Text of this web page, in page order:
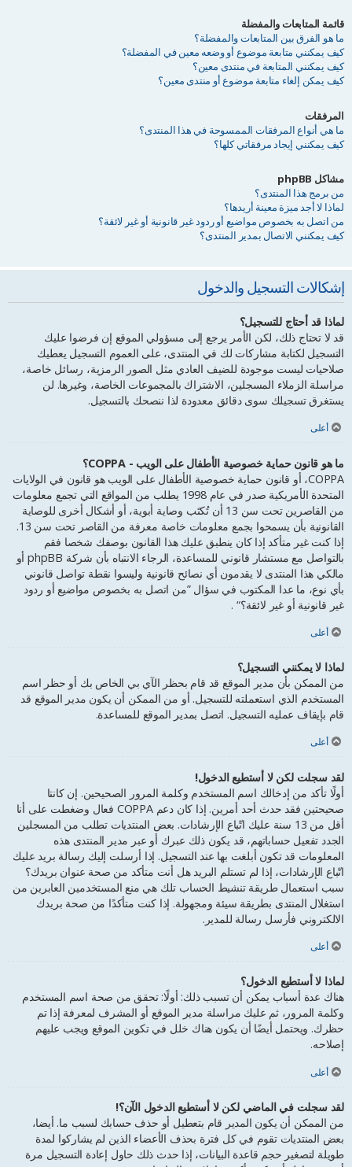
قائمة المتابعات والمفضلة
ما هو الفرق بين المتابعات والمفضلة؟
كيف يمكنني متابعة موضوع أو وضعه معين في المفضلة؟
كيف يمكنني المتابعة في منتدى معين؟
كيف يمكن إلغاء متابعة موضوع أو منتدى معين؟
المرفقات
ما هي أنواع المرفقات الممسوحة في هذا المنتدى؟
كيف يمكنني إيجاد مرفقاتي كلها؟
مشاكل phpBB
من برمج هذا المنتدى؟
لماذا لا أجد ميزة معينة أريدها؟
من اتصل به بخصوص مواضيع أو ردود غير قانونية أو غير لائقة؟
كيف يمكنني الاتصال بمدير المنتدى؟
إشكالات التسجيل والدخول
لماذا قد أحتاج للتسجيل؟
قد لا تحتاج ذلك، لكن الأمر يرجع إلى مسؤولي الموقع إن فرضوا عليك
التسجيل لكتابة مشاركات لك في المنتدى، على العموم التسجيل يعطيك
صلاحيات ليست موجودة للضيف العادي مثل الصور الرمزية، رسائل خاصة،
مراسلة الزملاء المسجلين، الاشتراك بالمجموعات الخاصة، وغيرها. لن
يستغرق تسجيلك سوى دقائق معدودة لذا ننصحك بالتسجيل.
أعلى
ما هو قانون حماية خصوصية الأطفال على الويب - COPPA؟
COPPA، أو قانون حماية خصوصية الأطفال على الويب هو قانون في الولايات
المتحدة الأمريكية صدر في عام 1998 يطلب من المواقع التي تجمع معلومات
من القاصرين تحت سن 13 أن تُكتَب وصاية أبوية، أو أشكال أخرى للوصاية
القانونية بأن يسمحوا بجمع معلومات خاصة معرفة من القاصر تحت سن 13.
إذا كنت غير متأكد إذا كان ينطبق عليك هذا القانون بوصفك شخصا فقم
بالتواصل مع مستشار قانوني للمساعدة، الرجاء الانتباه بأن شركة phpBB أو
مالكي هذا المنتدى لا يقدمون أي نصائح قانونية وليسوا نقطة تواصل قانوني
بأي نوع، ما عدا المكتوب في سؤال ”من اتصل به بخصوص مواضيع أو ردود
غير قانونية أو غير لائقة؟“ .
أعلى
لماذا لا يمكنني التسجيل؟
من الممكن بأن مدير الموقع قد قام بحظر الآي بي الخاص بك أو حظر اسم
المستخدم الذي استعملته للتسجيل. أو من الممكن أن يكون مدير الموقع قد
قام بإيقاف عمليه التسجيل. اتصل بمدير الموقع للمساعدة.
أعلى
لقد سجلت لكن لا أستطيع الدخول!
أولًا تأكد من إدخالك اسم المستخدم وكلمة المرور الصحيحين. إن كانتا
صحيحتين فقد حدث أحد أمرين. إذا كان دعم COPPA فعال وضغطت على أنا
أقل من 13 سنة عليك اتّباع الإرشادات. بعض المنتديات تطلب من المسجلين
الجدد تفعيل حساباتهم، قد يكون ذلك عبرك أو عبر مدير المنتدى هذه
المعلومات قد تكون أبلغت بها عند التسجيل. إذا أرسلت إليك رسالة بريد عليك
اتّباع الإرشادات، إذا لم تستلم البريد هل أنت متأكد من صحة عنوان بريدك؟
سبب استعمال طريقة تنشيط الحساب تلك هي منع المستخدمين العابرين من
استغلال المنتدى بطريقة سيئة ومجهولة. إذا كنت متأكدًا من صحة بريدك
الالكتروني فأرسل رسالة للمدير.
أعلى
لماذا لا أستطيع الدخول؟
هناك عدة أسباب يمكن أن تسبب ذلك: أولًا: تحقق من صحة اسم المستخدم
وكلمة المرور، ثم عليك مراسلة مدير الموقع أو المشرف لمعرفة إذا تم
حظرك. ويحتمل أيضًا أن يكون هناك خلل في تكوين الموقع ويجب عليهم
إصلاحه.
أعلى
لقد سجلت في الماضي لكن لا أستطيع الدخول الآن؟!
من الممكن أن يكون المدير قام بتعطيل أو حذف حسابك لسبب ما. أيضا،
بعض المنتديات تقوم في كل فترة بحذف الأعضاء الذين لم يشاركوا لمدة
طويلة لتصغير حجم قاعدة البيانات، إذا حدث ذلك حاول إعادة التسجيل مرة